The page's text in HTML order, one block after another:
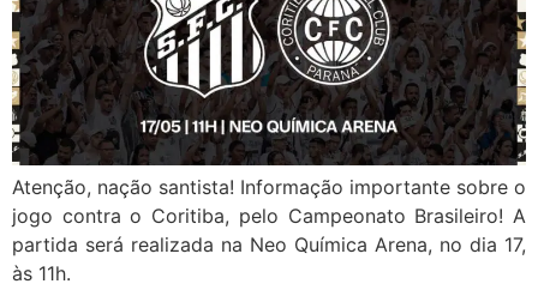
Atenção, nação santista! Informação importante sobre o
jogo contra o Coritiba, pelo Campeonato Brasileiro! A
partida será realizada na Neo Química Arena, no dia 17,
às 11h.